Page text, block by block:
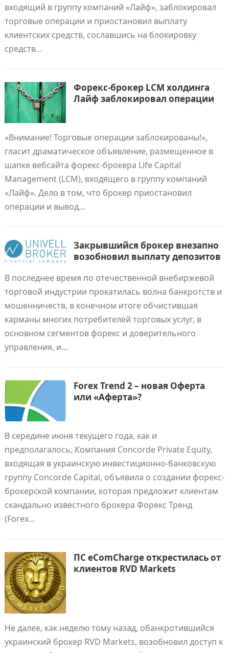
входящий в группу компаний «Лайф», заблокировал
торговые операции и приостановил выплату
клиентских средств, сославшись на блокировку
средств…
Форекс-брокер LCM холдинга
Лайф заблокировал операции
«Внимание! Торговые операции заблокированы!»,
гласит драматическое объявление, размещенное в
шапке вебсайта форекс-брокера Life Capital
Management (LCM), входящего в группу компаний
«Лайф». Дело в том, что брокер приостановил
операции и вывод…
Закрывшийся брокер внезапно
возобновил выплату депозитов
В последнее время по отечественной внебиржевой
торговой индустрии прокатилась волна банкротств и
мошенничеств, в конечном итоге обчистившая
карманы многих потребителей торговых услуг, в
основном сегментов форекс и доверительного
управления, и…
Forex Trend 2 – новая Оферта
или «Аферта»?
В середине июня текущего года, как и
предполагалось, Компания Concorde Private Equity,
входящая в украинскую инвестиционно-банковскую
группу Concorde Capital, объявила о создании форекс-
брокерской компании, которая предложит клиентам
скандально известного брокера Форекс Тренд
(Forex…
ПС eComCharge открестилась от
клиентов RVD Markets
Не далее, как неделю тому назад, обанкротившийся
украинский брокер RVD Markets, возобновил доступ к